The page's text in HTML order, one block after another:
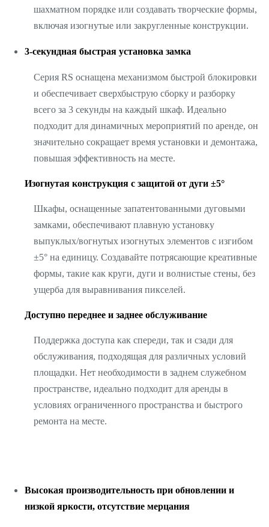
шахматном порядке или создавать творческие формы,
включая изогнутые или закругленные конструкции.
3-секундная быстрая установка замка
Серия RS оснащена механизмом быстрой блокировки
и обеспечивает сверхбыструю сборку и разборку
всего за 3 секунды на каждый шкаф. Идеально
подходит для динамичных мероприятий по аренде, он
значительно сокращает время установки и демонтажа,
повышая эффективность на месте.
Изогнутая конструкция с защитой от дуги ±5°
Шкафы, оснащенные запатентованными дуговыми
замками, обеспечивают плавную установку
выпуклых/вогнутых изогнутых элементов с изгибом
±5° на единицу. Создавайте потрясающие креативные
формы, такие как круги, дуги и волнистые стены, без
ущерба для выравнивания пикселей.
Доступно переднее и заднее обслуживание
Поддержка доступа как спереди, так и сзади для
обслуживания, подходящая для различных условий
площадки. Нет необходимости в заднем служебном
пространстве, идеально подходит для аренды в
условиях ограниченного пространства и быстрого
ремонта на месте.
Высокая производительность при обновлении и
низкой яркости, отсутствие мерцания